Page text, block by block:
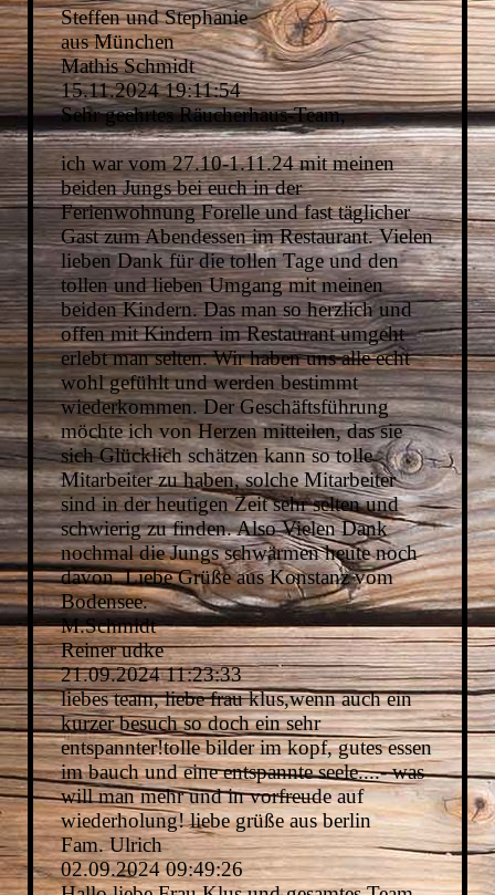
Steffen und Stephanie
aus München
Mathis Schmidt
15.11.2024 19:11:54
Sehr geehrtes Räucherhaus-Team,
ich war vom 27.10-1.11.24 mit meinen
beiden Jungs bei euch in der
Ferienwohnung Forelle und fast täglicher
Gast zum Abendessen im Restaurant. Vielen
lieben Dank für die tollen Tage und den
tollen und lieben Umgang mit meinen
beiden Kindern. Das man so herzlich und
offen mit Kindern im Restaurant umgeht
erlebt man selten. Wir haben uns alle echt
wohl gefühlt und werden bestimmt
wiederkommen. Der Geschäftsführung
möchte ich von Herzen mitteilen, das sie
sich Glücklich schätzen kann so tolle
Mitarbeiter zu haben, solche Mitarbeiter
sind in der heutigen Zeit sehr selten und
schwierig zu finden. Also Vielen Dank
nochmal die Jungs schwärmen heute noch
davon. Liebe Grüße aus Konstanz vom
Bodensee.
M.Schmidt
Reiner udke
21.09.2024 11:23:33
liebes team, liebe frau klus,wenn auch ein
kurzer besuch so doch ein sehr
entspannter!tolle bilder im kopf, gutes essen
im bauch und eine entspannte seele....- was
will man mehr und in vorfreude auf
wiederholung! liebe grüße aus berlin
Fam. Ulrich
02.09.2024 09:49:26